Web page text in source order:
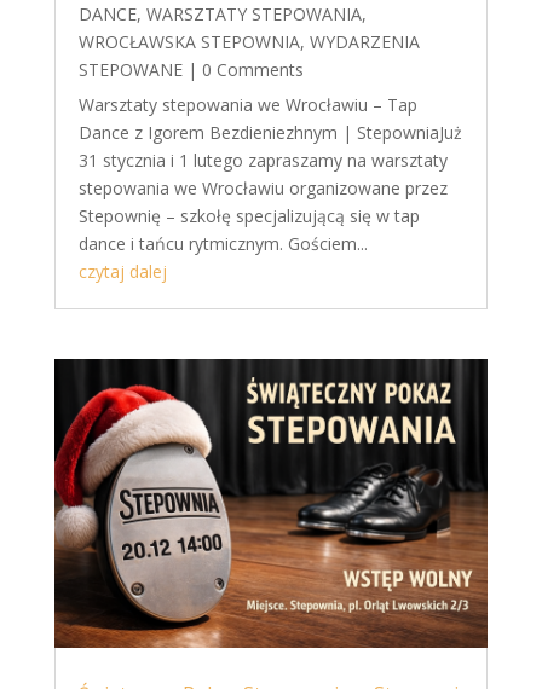
DANCE, WARSZTATY STEPOWANIA,
WROCŁAWSKA STEPOWNIA, WYDARZENIA
STEPOWANE| 0 Comments
Warsztaty stepowania we Wrocławiu – Tap
Dance z Igorem Bezdieniezhnym | StepowniaJuż
31 stycznia i 1 lutego zapraszamy na warsztaty
stepowania we Wrocławiu organizowane przez
Stepownię – szkołę specjalizującą się w tap
dance i tańcu rytmicznym. Gościem...
czytaj dalej